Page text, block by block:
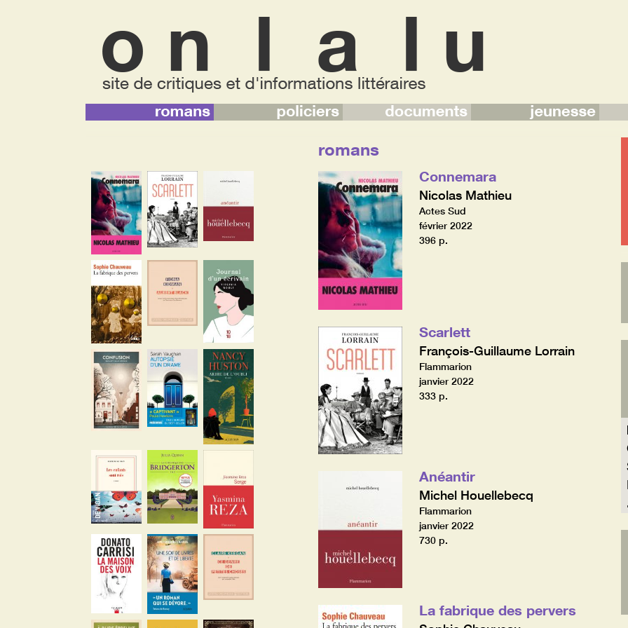
romans
Connemara
Nicolas Mathieu
Actes Sud
février 2022
396 p.
Scarlett
François-Guillaume Lorrain
Flammarion
janvier 2022
333 p.
Anéantir
Michel Houellebecq
Flammarion
janvier 2022
730 p.
La fabrique des pervers